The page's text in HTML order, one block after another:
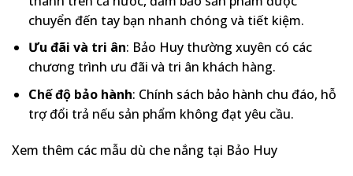
chuyển đến tay bạn nhanh chóng và tiết kiệm.
Ưu đãi và tri ân: Bảo Huy thường xuyên có các
chương trình ưu đãi và tri ân khách hàng.
Chế độ bảo hành: Chính sách bảo hành chu đáo, hỗ
trợ đổi trả nếu sản phẩm không đạt yêu cầu.
Xem thêm các mẫu dù che nắng tại Bảo Huy